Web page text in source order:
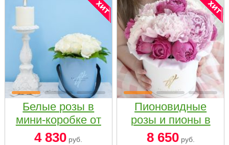
Белые розы в
мини-коробке от
Bella Fiori
4 830 руб.
Пионовидные
розы и пионы в
белой коробке
8 650руб.